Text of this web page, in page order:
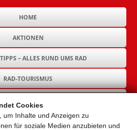
Cookies
um Inhalte und Anzeigen zu
für soziale Medien anzubieten und
HOME
AKTIONEN
– ALLES RUND UMS RAD
RAD-TOURISMUS
GEMEINDEN